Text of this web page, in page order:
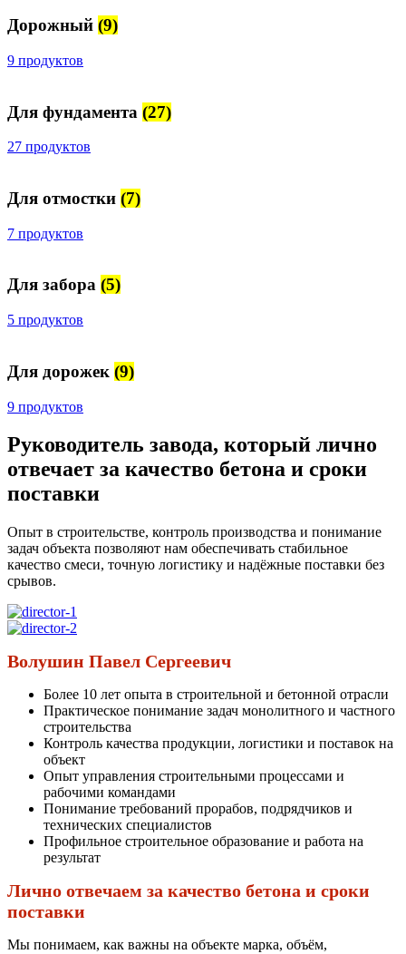
Дорожный (9)
9 продуктов
Для фундамента (27)
27 продуктов
Для отмостки (7)
7 продуктов
Для забора (5)
5 продуктов
Для дорожек (9)
9 продуктов
Руководитель завода, который лично
отвечает за качество бетона и сроки
поставки
Опыт в строительстве, контроль производства и понимание
задач объекта позволяют нам обеспечивать стабильное
качество смеси, точную логистику и надёжные поставки без
срывов.
Волушин Павел Сергеевич
Более 10 лет опыта в строительной и бетонной отрасли
Практическое понимание задач монолитного и частного
строительства
Контроль качества продукции, логистики и поставок на
объект
Опыт управления строительными процессами и
рабочими командами
Понимание требований прорабов, подрядчиков и
технических специалистов
Профильное строительное образование и работа на
результат
Лично отвечаем за качество бетона и сроки
поставки
Мы понимаем, как важны на объекте марка, объём,